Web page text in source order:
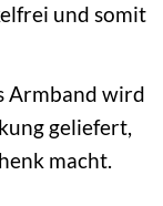
und somit
Armband wird
geliefert,
macht.